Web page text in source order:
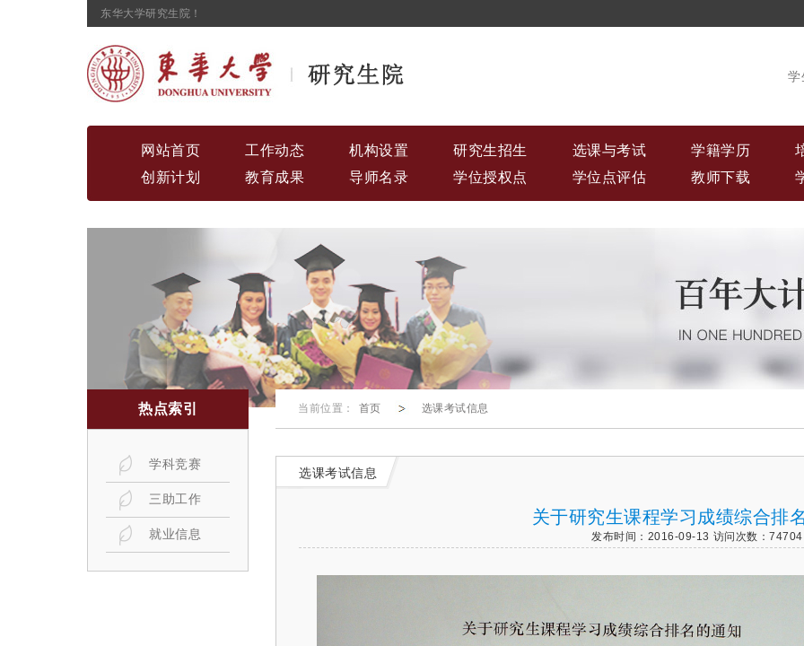
东华大学研究生院！
学
网站首页 工作动态 机构设置 研究生招生 选课与考试 学籍学历
创新计划
教育成果 导师名录 学位授权点 学位点评估 教师下载
热点索引
学科竞赛
三助工作
就业信息
当前位置： 首页 选课考试信息
选课考试信息
关于研究生课程学习成绩综合排
发布时间：2016-09-13 访问次数：74704